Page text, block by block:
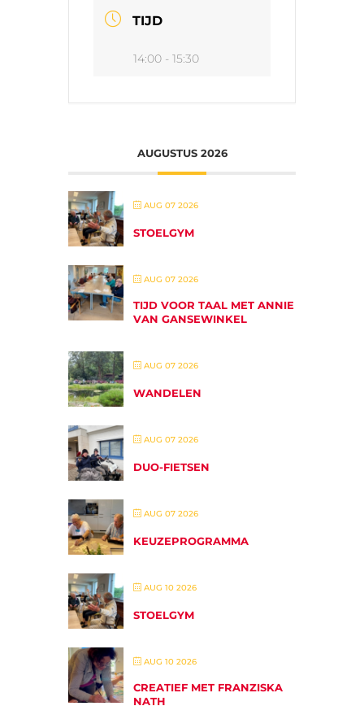
TIJD
14:00 - 15:30
AUGUSTUS 2026
AUG 07 2026
STOELGYM
AUG 07 2026
TIJD VOOR TAAL MET ANNIE
VAN GANSEWINKEL
AUG 07 2026
WANDELEN
AUG 07 2026
DUO-FIETSEN
AUG 07 2026
KEUZEPROGRAMMA
AUG 10 2026
STOELGYM
AUG 10 2026
CREATIEF MET FRANZISKA
NATH